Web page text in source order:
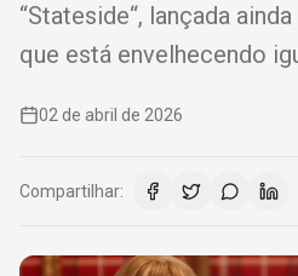
“Stateside“, lançada
que está envelhecendo
02 de abril de 2026
Compartilhar: